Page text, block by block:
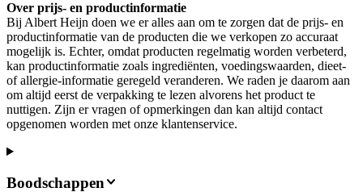
Over prijs- en productinformatie
Bij Albert Heijn doen we er alles aan om te zorgen dat de prijs- en
productinformatie van de producten die we verkopen zo accuraat
mogelijk is. Echter, omdat producten regelmatig worden verbeterd,
kan productinformatie zoals ingrediënten, voedingswaarden, dieet-
of allergie-informatie geregeld veranderen. We raden je daarom aan
om altijd eerst de verpakking te lezen alvorens het product te
nuttigen. Zijn er vragen of opmerkingen dan kan altijd contact
opgenomen worden met onze klantenservice.
Boodschappen